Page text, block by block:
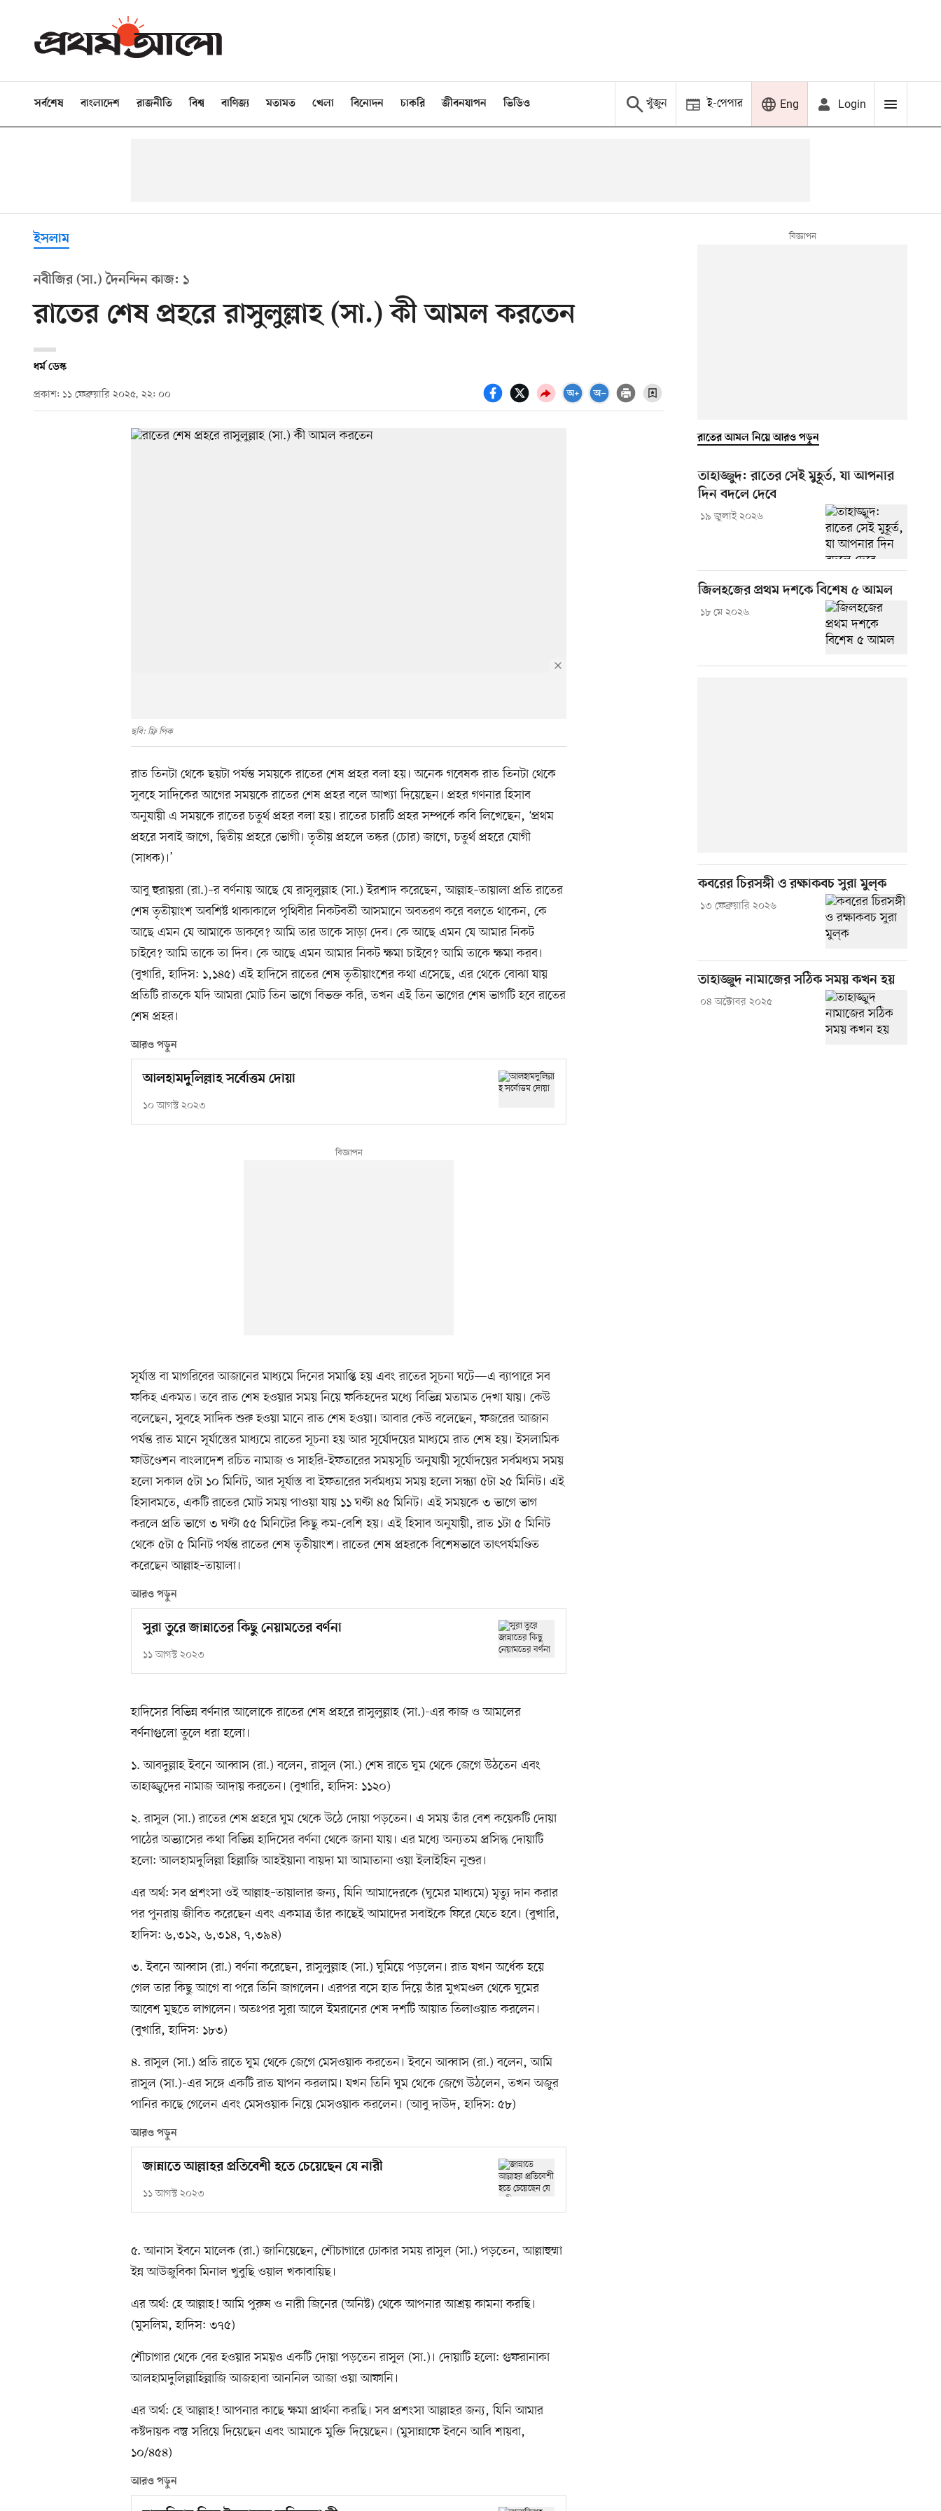
সর্বশেষ বাংলাদেশ রাজনীতি বিশ্ব বাণিজ্য মতামত খেলা বিনোদন চাকরি জীবনযাপন ভিডিও খুঁজুন ই-পেপার Eng Login
ইসলাম
নবীজির (সা.) দৈনন্দিন কাজ: ১
রাতের শেষ প্রহরে রাসুলুল্লাহ (সা.) কী আমল করতেন
ধর্ম ডেস্ক
প্রকাশ: ১১ ফেব্রুয়ারি ২০২৫, ২২: ০০
ছবি: ফ্রি পিক
রাত তিনটা থেকে ছয়টা পর্যন্ত সময়কে রাতের শেষ প্রহর বলা হয়। অনেক গবেষক রাত তিনটা থেকে
সুবহে সাদিকের আগের সময়কে রাতের শেষ প্রহর বলে আখ্যা দিয়েছেন। প্রহর গণনার হিসাব
অনুযায়ী এ সময়কে রাতের চতুর্থ প্রহর বলা হয়। রাতের চারটি প্রহর সম্পর্কে কবি লিখেছেন, ‘প্রথম
প্রহরে সবাই জাগে, দ্বিতীয় প্রহরে ভোগী। তৃতীয় প্রহলে তষ্কর (চোর) জাগে, চতুর্থ প্রহরে যোগী
(সাধক)।’
আবু হুরায়রা (রা.)–র বর্ণনায় আছে যে রাসূলুল্লাহ (সা.) ইরশাদ করেছেন, আল্লাহ–তায়ালা প্রতি রাতের
শেষ তৃতীয়াংশ অবশিষ্ট থাকাকালে পৃথিবীর নিকটবর্তী আসমানে অবতরণ করে বলতে থাকেন, কে
আছে এমন যে আমাকে ডাকবে? আমি তার ডাকে সাড়া দেব। কে আছে এমন যে আমার নিকট
চাইবে? আমি তাকে তা দিব। কে আছে এমন আমার নিকট ক্ষমা চাইবে? আমি তাকে ক্ষমা করব।
(বুখারি, হাদিস: ১,১৪৫) এই হাদিসে রাতের শেষ তৃতীয়াংশের কথা এসেছে, এর থেকে বোঝা যায়
প্রতিটি রাতকে যদি আমরা মোট তিন ভাগে বিভক্ত করি, তখন এই তিন ভাগের শেষ ভাগটি হবে রাতের
শেষ প্রহর।
আরও পড়ুন
আলহামদুলিল্লাহ সর্বোত্তম দোয়া
১০ আগস্ট ২০২৩
সূর্যাস্ত বা মাগরিবের আজানের মাধ্যমে দিনের সমাপ্তি হয় এবং রাতের সূচনা ঘটে—এ ব্যাপারে সব
ফকিহ একমত। তবে রাত শেষ হওয়ার সময় নিয়ে ফকিহদের মধ্যে বিভিন্ন মতামত দেখা যায়। কেউ
বলেছেন, সুবহে সাদিক শুরু হওয়া মানে রাত শেষ হওয়া। আবার কেউ বলেছেন, ফজরের আজান
পর্যন্ত রাত মানে সূর্যাস্তের মাধ্যমে রাতের সূচনা হয় আর সূর্যোদয়ের মাধ্যমে রাত শেষ হয়। ইসলামিক
ফাউণ্ডেশন বাংলাদেশ রচিত নামাজ ও সাহরি-ইফতারের সময়সূচি অনুযায়ী সূর্যোদয়ের সর্বমধ্যম সময়
হলো সকাল ৫টা ১০ মিনিট, আর সূর্যাস্ত বা ইফতারের সর্বমধ্যম সময় হলো সন্ধ্যা ৫টা ২৫ মিনিট। এই
হিসাবমতে, একটি রাতের মোট সময় পাওয়া যায় ১১ ঘণ্টা ৪৫ মিনিট। এই সময়কে ৩ ভাগে ভাগ
করলে প্রতি ভাগে ৩ ঘণ্টা ৫৫ মিনিটের কিছু কম-বেশি হয়। এই হিসাব অনুযায়ী, রাত ১টা ৫ মিনিট
থেকে ৫টা ৫ মিনিট পর্যন্ত রাতের শেষ তৃতীয়াংশ। রাতের শেষ প্রহরকে বিশেষভাবে তাৎপর্যমণ্ডিত
করেছেন আল্লাহ–তায়ালা।
আরও পড়ুন
সুরা তুরে জান্নাতের কিছু নেয়ামতের বর্ণনা
১১ আগস্ট ২০২৩
হাদিসের বিভিন্ন বর্ণনার আলোকে রাতের শেষ প্রহরে রাসুলুল্লাহ (সা.)-এর কাজ ও আমলের
বর্ণনাগুলো তুলে ধরা হলো।
১. আবদুল্লাহ ইবনে আব্বাস (রা.) বলেন, রাসুল (সা.) শেষ রাতে ঘুম থেকে জেগে উঠতেন এবং
তাহাজ্জুদের নামাজ আদায় করতেন। (বুখারি, হাদিস: ১১২০)
২. রাসুল (সা.) রাতের শেষ প্রহরে ঘুম থেকে উঠে দোয়া পড়তেন। এ সময় তাঁর বেশ কয়েকটি দোয়া
পাঠের অভ্যাসের কথা বিভিন্ন হাদিসের বর্ণনা থেকে জানা যায়। এর মধ্যে অন্যতম প্রসিদ্ধ দোয়াটি
হলো: আলহামদুলিল্লা হিল্লাজি আহইয়ানা বায়দা মা আমাতানা ওয়া ইলাইহিন নুশুর।
এর অর্থ: সব প্রশংসা ওই আল্লাহ–তায়ালার জন্য, যিনি আমাদেরকে (ঘুমের মাধ্যমে) মৃত্যু দান করার
পর পুনরায় জীবিত করেছেন এবং একমাত্র তাঁর কাছেই আমাদের সবাইকে ফিরে যেতে হবে। (বুখারি,
হাদিস: ৬,৩১২, ৬,৩১৪, ৭,৩৯৪)
৩. ইবনে আব্বাস (রা.) বর্ণনা করেছেন, রাসুলুল্লাহ (সা.) ঘুমিয়ে পড়লেন। রাত যখন অর্ধেক হয়ে
গেল তার কিছু আগে বা পরে তিনি জাগলেন। এরপর বসে হাত দিয়ে তাঁর মুখমণ্ডল থেকে ঘুমের
আবেশ মুছতে লাগলেন। অতঃপর সুরা আলে ইমরানের শেষ দশটি আয়াত তিলাওয়াত করলেন।
(বুখারি, হাদিস: ১৮৩)
৪. রাসুল (সা.) প্রতি রাতে ঘুম থেকে জেগে মেসওয়াক করতেন। ইবনে আব্বাস (রা.) বলেন, আমি
রাসুল (সা.)-এর সঙ্গে একটি রাত যাপন করলাম। যখন তিনি ঘুম থেকে জেগে উঠলেন, তখন অজুর
পানির কাছে গেলেন এবং মেসওয়াক নিয়ে মেসওয়াক করলেন। (আবু দাউদ, হাদিস: ৫৮)
আরও পড়ুন
জান্নাতে আল্লাহর প্রতিবেশী হতে চেয়েছেন যে নারী
১১ আগস্ট ২০২৩
৫. আনাস ইবনে মালেক (রা.) জানিয়েছেন, শৌচাগারে ঢোকার সময় রাসুল (সা.) পড়তেন, আল্লাহুম্মা
ইন্ন আউজুবিকা মিনাল খুবুছি ওয়াল খকাবায়িছ।
এর অর্থ: হে আল্লাহ! আমি পুরুষ ও নারী জিনের (অনিষ্ট) থেকে আপনার আশ্রয় কামনা করছি।
(মুসলিম, হাদিস: ৩৭৫)
শৌচাগার থেকে বের হওয়ার সময়ও একটি দোয়া পড়তেন রাসুল (সা.)। দোয়াটি হলো: গুফরানাকা
আলহামদুলিল্লাহিল্লাজি আজহাবা আননিল আজা ওয়া আফানি।
এর অর্থ: হে আল্লাহ! আপনার কাছে ক্ষমা প্রার্থনা করছি। সব প্রশংসা আল্লাহর জন্য, যিনি আমার
কষ্টদায়ক বস্তু সরিয়ে দিয়েছেন এবং আমাকে মুক্তি দিয়েছেন। (মুসান্নাফে ইবনে আবি শায়বা,
১০/৪৫৪)
আরও পড়ুন
রাতের আমল নিয়ে আরও পড়ুন
তাহাজ্জুদ: রাতের সেই মুহূর্ত, যা আপনার
দিন বদলে দেবে
১৯ জুলাই ২০২৬
জিলহজের প্রথম দশকে বিশেষ ৫ আমল
১৮ মে ২০২৬
কবরের চিরসঙ্গী ও রক্ষাকবচ সুরা মুল্‌ক
১৩ ফেব্রুয়ারি ২০২৬
তাহাজ্জুদ নামাজের সঠিক সময় কখন হয়
০৪ অক্টোবর ২০২৫